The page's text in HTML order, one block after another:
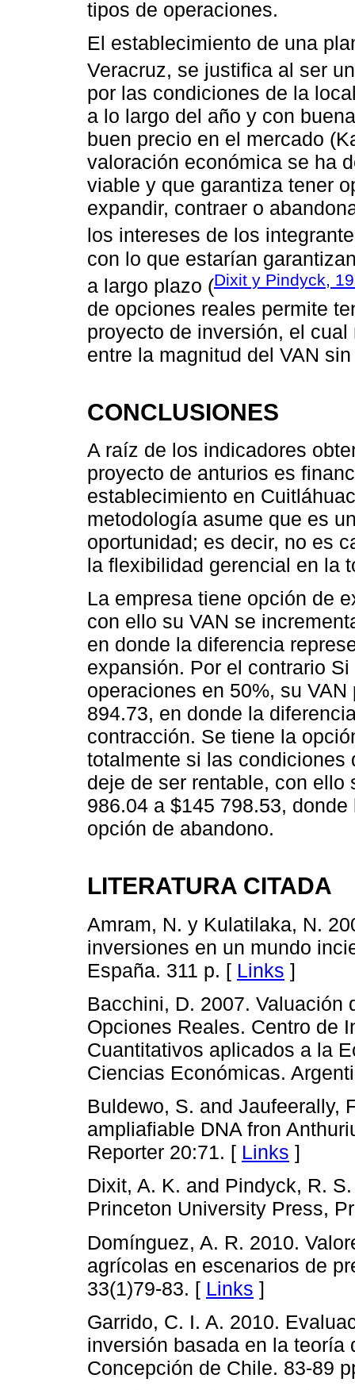
tipos de operaciones.
El establecimiento de una
Veracruz, se justifica al ser
por las condiciones de la
a lo largo del año y con
buen precio en el mercado
valoración económica se ha
viable y que garantiza tener
expandir, contraer o
los intereses de los
con lo que estarían
a largo plazo (Dixit y Pindyck,
de opciones reales permite
proyecto de inversión, el
entre la magnitud del VAN
CONCLUSIONES
A raíz de los indicadores
proyecto de anturios es
establecimiento en
metodología asume que es
oportunidad; es decir, no es
la flexibilidad gerencial en la
La empresa tiene opción de
con ello su VAN se
en donde la diferencia
expansión. Por el contrario
operaciones en 50%, su
894.73, en donde la
contracción. Se tiene la
totalmente si las condiciones
deje de ser rentable, con ello
986.04 a $145 798.53,
opción de abandono.
LITERATURA CITADA
Amram, N. y Kulatilaka, N.
inversiones en un mundo
España. 311 p. [ Links ]
Bacchini, D. 2007. Valuación
Opciones Reales. Centro de
Cuantitativos aplicados a la
Ciencias Económicas.
Buldewo, S. and Jaufeerally,
ampliafiable DNA fron
Reporter 20:71. [ Links ]
Dixit, A. K. and Pindyck, R.
Princeton University Press,
Domínguez, A. R. 2010.
agrícolas en escenarios de
33(1)79-83. [ Links ]
Garrido, C. I. A. 2010.
inversión basada en la teoría
Concepción de Chile. 83-89